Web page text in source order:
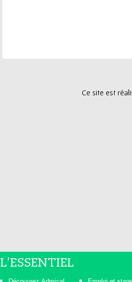
Ce site est
L'ESSENTIEL